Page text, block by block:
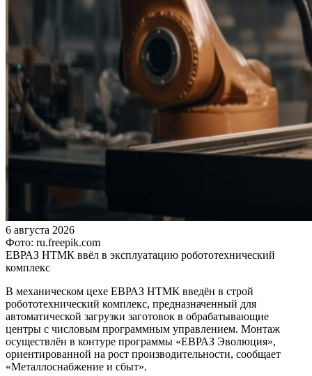
6 августа 2026
Фото: ru.freepik.com
ЕВРАЗ НТМК ввёл в эксплуатацию робототехнический
комплекс
В механическом цехе ЕВРАЗ НТМК введён в строй
робототехнический комплекс, предназначенный для
автоматической загрузки заготовок в обрабатывающие
центры с числовым программным управлением. Монтаж
осуществлён в контуре программы «ЕВРАЗ Эволюция»,
ориентированной на рост производительности, сообщает
«Металлоснабжение и сбыт».